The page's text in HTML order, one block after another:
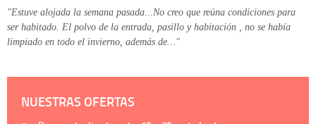
"Estuve alojada la semana pasada...No creo que reúna condiciones para
ser habitado. El polvo de la entrada, pasillo y habitación , no se había
limpiado en todo el invierno, además de…"
NUESTRAS OFERTAS